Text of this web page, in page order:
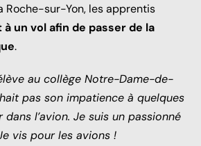
Roche-sur-Yon, les apprentis
un vol afin de passer de la
.
au collège Notre-Dame-de-
pas son impatience à quelques
l’avion. Je suis un passionné
vis pour les avions !